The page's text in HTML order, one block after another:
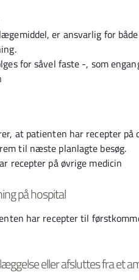
er ansvarlig for
for såvel faste -, som
at patienten har recepter på
til næste planlagte besøg.
recepter på øvrige medicin
på hospital
har recepter til
eller afsluttes fra et